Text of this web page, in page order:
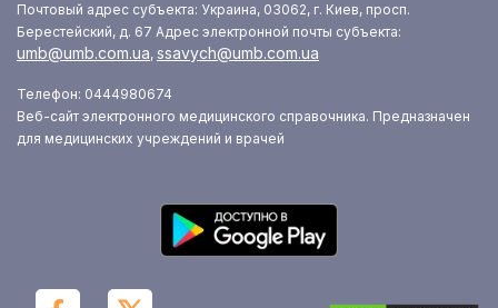
Почтовый адрес субъекта: Украина, 03062, г. Киев, просп.
Берестейский, д. 67 Адрес электронной почты субъекта:
umb@umb.com.ua, ssavych@umb.com.ua
Телефон: 0444980674
Веб-сайт электронного медицинского справочника. Предназначен
для медицинских учреждений и врачей